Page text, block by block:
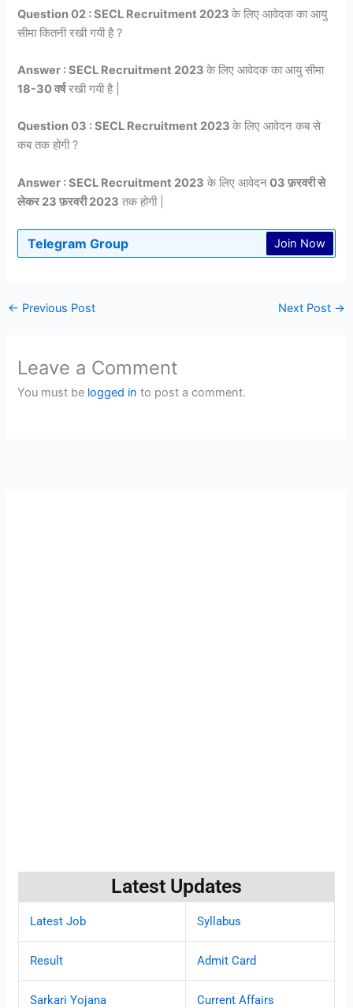
Question 02 : SECL Recruitment 2023के लिए आवेदक का आयु
सीमा कितनी रखी गयी है ?
Answer : SECL Recruitment 2023के लिए आवेदक का आयु सीमा
18-30 वर्षरखी गयी है |
Question 03 : SECL Recruitment 2023के लिए आवेदन कब से
कब तक होगी ?
Answer : SECL Recruitment 2023 के लिए आवेदन03 फ़रवरी से
लेकर 23 फ़रवरी 2023 तक होगी |
Telegram Group Join Now
← Previous Post Next Post →
Leave a Comment
You must be logged in to post a comment.
Latest Updates
Latest Job Syllabus
Result Admit Card
Sarkari Yojana Current Affairs